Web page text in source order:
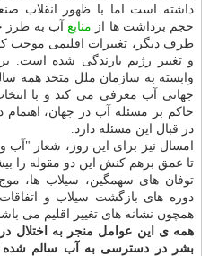
داشته است اما با ظهور انقلاب
حجم برداشت ها از منابع آب به طرز
طرف دیگر، تغییرات اقلیمی
جهانی آب معرفی می كند و با
حاكم بر مسئله آب در جهان،
در قبال این مسئله دارد.
امسال نیز برای این روز، شعار "آب
تا عمق برهم كنش این دو مقوله را
توفان های سهمگین، سیلاب ها،
دوره های بازگشت سیلاب و
همچون نشانه های تغییر اقلیم می
همه ی این عوامل منجر به اختلال
بشر در دسترسی به آب سالم شده